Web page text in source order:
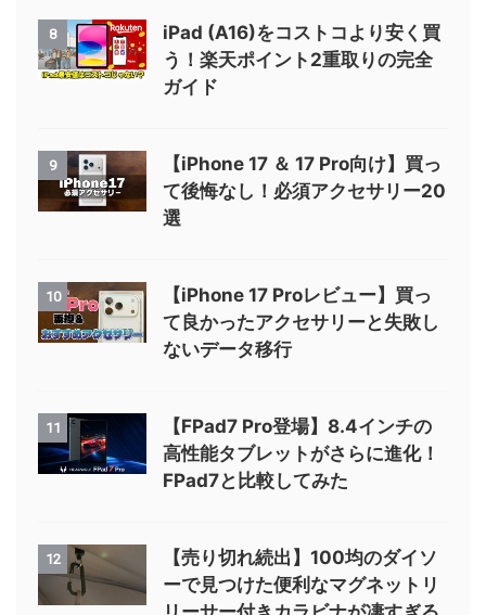
8
iPad (A16)をコストコより安く買
う！楽天ポイント2重取りの完全
ガイド
9
【iPhone 17 ＆ 17 Pro向け】買っ
て後悔なし！必須アクセサリー20
選
10
【iPhone 17 Proレビュー】買っ
て良かったアクセサリーと失敗し
ないデータ移行
11
【FPad7 Pro登場】8.4インチの
高性能タブレットがさらに進化！
FPad7と比較してみた
12
【売り切れ続出】100均のダイソ
ーで見つけた便利なマグネットリ